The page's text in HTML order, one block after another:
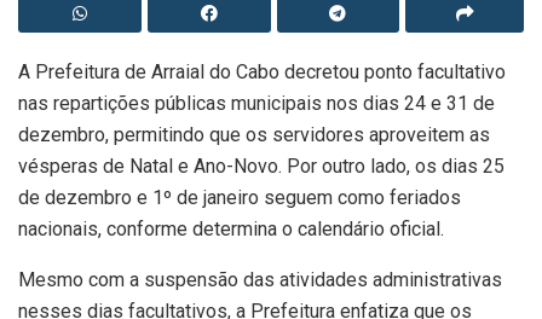
A Prefeitura de Arraial do Cabo decretou ponto facultativo
nas repartições públicas municipais nos dias 24 e 31 de
dezembro, permitindo que os servidores aproveitem as
vésperas de Natal e Ano-Novo. Por outro lado, os dias 25
de dezembro e 1º de janeiro seguem como feriados
nacionais, conforme determina o calendário oficial.
Mesmo com a suspensão das atividades administrativas
nesses dias facultativos, a Prefeitura enfatiza que os